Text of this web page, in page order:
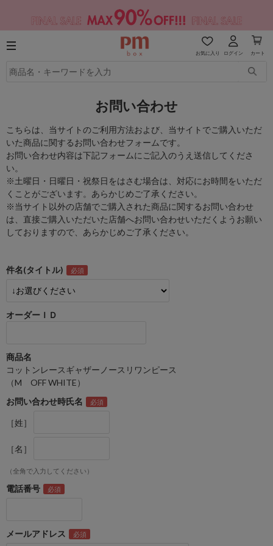
お気に入り ログイン カート
お問い合わせ
こちらは、当サイトのご利用方法および、当サイトでご購入いただ
いた商品に関するお問い合わせフォームです。
お問い合わせ内容は下記フォームにご記入のうえ送信してくださ
い。
※土曜日・日曜日・祝祭日をはさむ場合は、対応にお時間をいただ
くことがございます。あらかじめご了承ください。
※当サイト以外の店舗でご購入された商品に関するお問い合わせ
は、直接ご購入いただいた店舗へお問い合わせいただくようお願い
しておりますので、あらかじめご了承ください。
件名(タイトル)
オーダーＩＤ
商品名
コットンレースギャザーノースリワンピース
（M OFF WHITE）
お問い合わせ時氏名
［姓］
［名］
（全角で入力してください）
電話番号
メールアドレス